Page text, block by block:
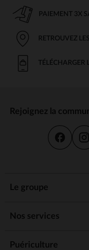
PAIEMENT 3X
RETROUVEZ
TÉLÉCHARGER
Rejoignez la
Le groupe
Nos services
Puériculture